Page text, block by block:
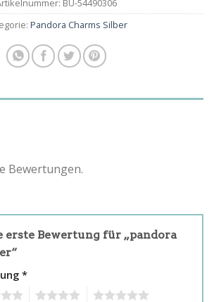
BU-54490306
Pandora Charms Silber
Bewertungen.
erste Bewertung für „pandora
*